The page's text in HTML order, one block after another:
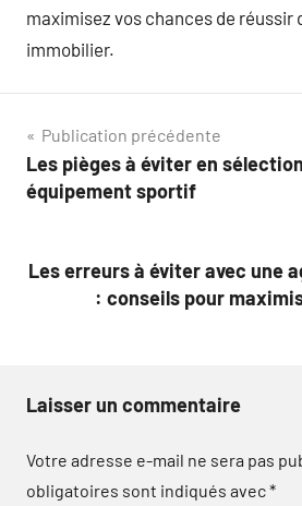
maximisez vos chances de réussir
immobilier.
Navigation
de
Publication précédente
Les pièges à éviter en
équipement sportif
Les erreurs à éviter avec une
: conseils pour
Laisser un commentaire
Votre adresse e-mail ne sera pas
obligatoires sont indiqués avec*